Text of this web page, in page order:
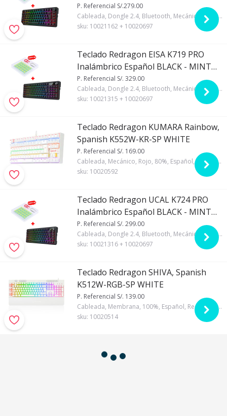
SWITCH + Kit Switches Redragon A113
Bullet QT
P. Referencial S/.279.00
Cableada, Dongle 2.4, Bluetooth, Mecánico, Regular, Gasket, Red, 75%, Español, Redragon, RGB, Negro, Si, 4000mA
sku: 10021162 + 10020697
Teclado Redragon EISA K719 PRO
Inalámbrico Español BLACK - MINT
MAMBO SWITCH + Kit Switches
Redragon A113 Bullet QT
P. Referencial S/. 329.00
Cableada, Dongle 2.4, Bluetooth, Mecánico, Regular, Mint Mambo, 96%, Español, Redragon, RGB, Negro, Si, 4000mAh, Si
sku: 10021315 + 10020697
Teclado Redragon KUMARA Rainbow,
Spanish K552W-KR-SP WHITE
P. Referencial S/. 169.00
Cableada, Mecánico, Rojo, 80%, Español, Redragon, Rainbow, Regular, Blanco, ABS
sku: 10020592
Teclado Redragon UCAL K724 PRO
Inalámbrico Español BLACK - MINT
MAMBO SWITCH + Kit Switches
Redragon A113 Bullet QT
P. Referencial S/. 299.00
Cableada, Dongle 2.4, Bluetooth, Mecánico, Regular, Mint Mambo, 75%, Español, Redragon, RGB, Negro, Si, 4000mAh, Si
sku: 10021316 + 10020697
Teclado Redragon SHIVA, Spanish
K512W-RGB-SP WHITE
P. Referencial S/. 139.00
Cableada, Membrana, 100%, Español, Redragon, RGB, Regular, Blanco, ABS
sku: 10020514